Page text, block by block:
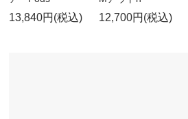
13,840円(税込) 12,700円(税込)